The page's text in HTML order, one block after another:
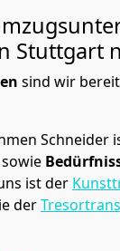
Stuttgart
sind wir
Schneider
ist der
der